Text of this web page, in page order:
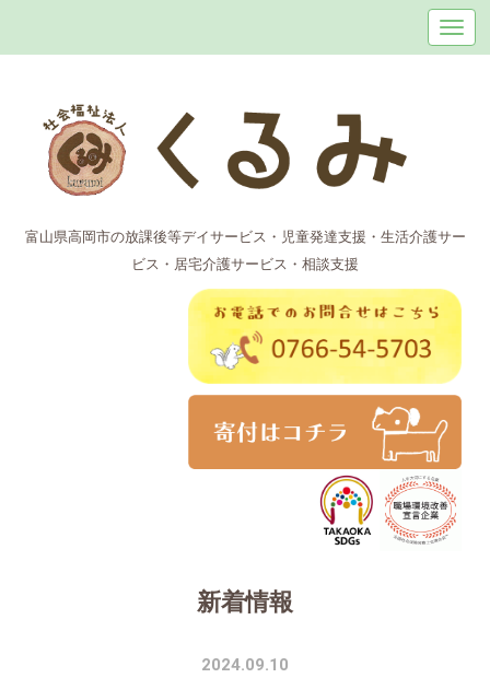
富山県高岡市の放課後等デイサービス・児童発達支援・生活介護サー
ビス・居宅介護サービス・相談支援
新着情報
2024.09.10